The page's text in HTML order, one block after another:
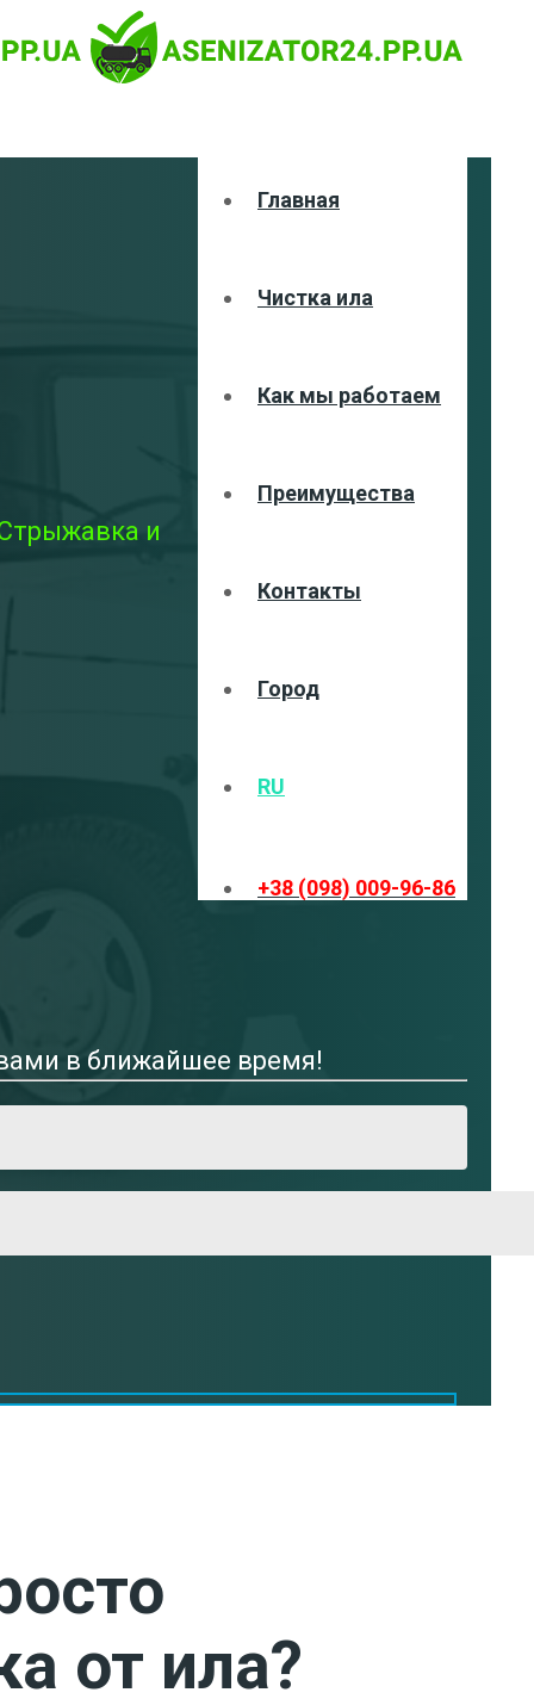
Главная
Чистка ила
Как мы работаем
Преимущества
Контакты
Город
RU
+38 (098) 009-96-86
и
в ближайшее время!
от ила?